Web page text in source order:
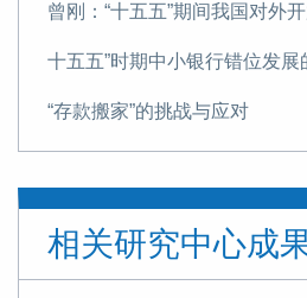
“存款搬家”的挑战与应对
信托业需从“规模为王”转向“能
探索非银机构流动性支持，筑
相关研究中心成